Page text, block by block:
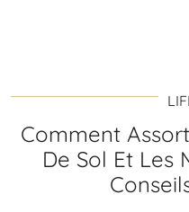
Comment
De Sol Et Les